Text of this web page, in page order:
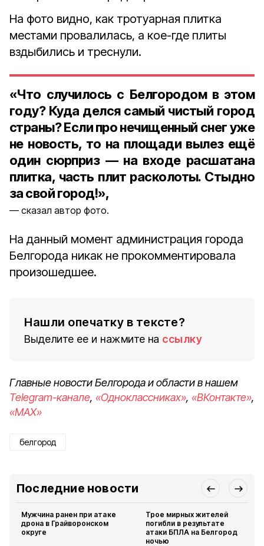
На фото видно, как тротуарная плитка
местами провалилась, а кое-где плиты
вздыбились и треснули.
«Что случилось с Белгородом в этом
году? Куда делся самый чистый город
страны? Если про нечищенный снег уже
не новость, то на площади вылез ещё
один сюрприз — на входе расшатана
плитка, часть плит расколоты. Стыдно
за свой город!»,
сказал автор фото.
На данный момент администрация города
Белгорода никак не прокомментировала
произошедшее.
Нашли опечатку в тексте?
Выделите ее и нажмите на ссылку
Главные новости Белгорода и области в нашем
Telegram-канале, «Одноклассниках», «ВКонтакте»,
«MAX»
белгород
Последние новости
Мужчина ранен при атаке
дрона в Грайворонском
округе
Трое мирных жителей
погибли в результате
атаки БПЛА на Белгород
ночью